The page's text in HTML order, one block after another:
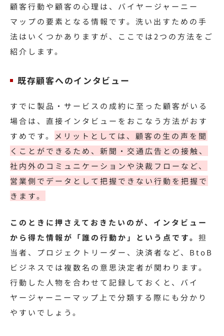
顧客行動や顧客の心理は、バイヤージャーニー
マップの要素となる情報です。洗い出すための手
法はいくつかありますが、ここでは2つの方法をご
紹介します。
既存顧客へのインタビュー
すでに製品・サービスの成約に至った顧客がいる
場合は、直接インタビューをおこなう方法がおす
すめです。
メリットとしては、顧客の生の声を聞
くことができるため、新聞・交通広告との接触、
社内外のコミュニケーションや決裁フローなど、
営業側でデータとして把握できない行動を把握で
きます。
このときに押さえておきたいのが、インタビュー
から得た情報が「誰の行動か」という点です。 担
当者、プロジェクトリーダー、決済者など、BtoB
ビジネスでは複数名の意思決定者が関わります。
行動した人物を合わせて記録しておくと、バイ
ヤージャーニーマップ上で分類する際にも分かり
やすいでしょう。